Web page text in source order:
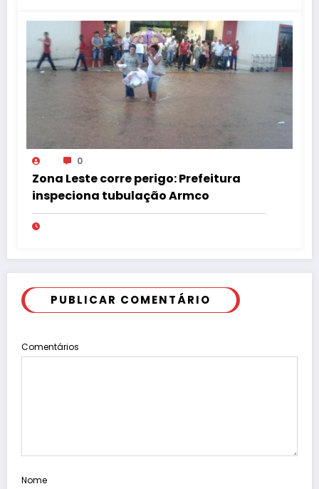
0
Zona Leste corre perigo: Prefeitura
inspeciona tubulação Armco
PUBLICAR COMENTÁRIO
Comentários
Nome